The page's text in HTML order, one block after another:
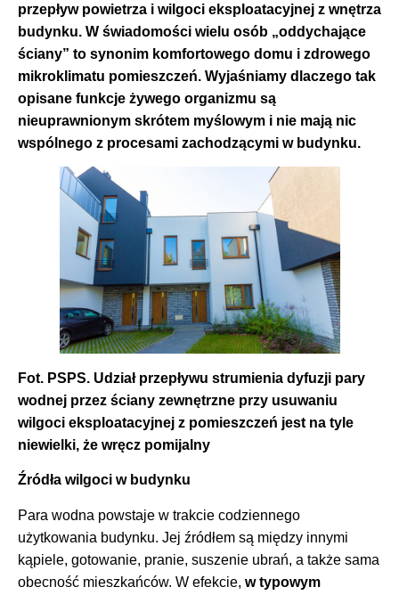
przepływ powietrza i wilgoci eksploatacyjnej z wnętrza
budynku. W świadomości wielu osób „oddychające
ściany” to synonim komfortowego domu i zdrowego
mikroklimatu pomieszczeń. Wyjaśniamy dlaczego tak
opisane funkcje żywego organizmu są
nieuprawnionym skrótem myślowym i nie mają nic
wspólnego z procesami zachodzącymi w budynku.
Fot. PSPS. Udział przepływu strumienia dyfuzji pary
wodnej przez ściany zewnętrzne przy usuwaniu
wilgoci eksploatacyjnej z pomieszczeń jest na tyle
niewielki, że wręcz pomijalny
Źródła wilgoci w budynku
Para wodna powstaje w trakcie codziennego
użytkowania budynku. Jej źródłem są między innymi
kąpiele, gotowanie, pranie, suszenie ubrań, a także sama
obecność mieszkańców. W efekcie, w typowym